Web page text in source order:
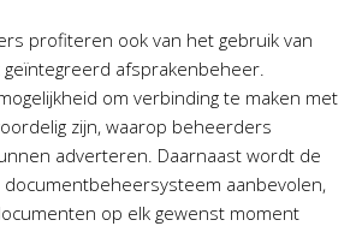
profiteren ook van het gebruik van
geïntegreerd afsprakenbeheer.
om verbinding te maken met
zijn, waarop beheerders
adverteren. Daarnaast wordt de
aanbevolen,
op elk gewenst moment